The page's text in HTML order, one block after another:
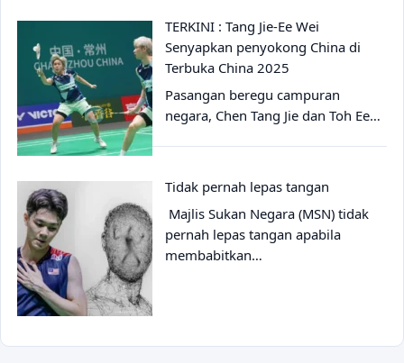
TERKINI : Tang Jie-Ee Wei
Senyapkan penyokong China di
Terbuka China 2025
Pasangan beregu campuran
negara, Chen Tang Jie dan Toh Ee…
Tidak pernah lepas tangan
Majlis Sukan Negara (MSN) tidak
pernah lepas tangan apabila
membabitkan…